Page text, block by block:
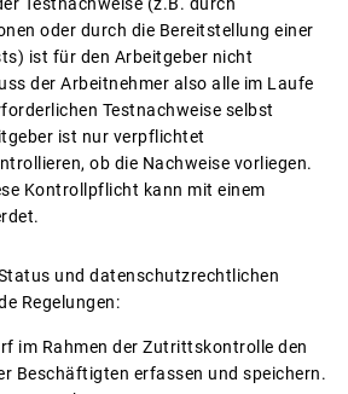
oder durch die Bereitstellung einer
ist für den Arbeitgeber nicht
der Arbeitnehmer also alle im Laufe
Testnachweise selbst
ist nur verpflichtet
ob die Nachweise vorliegen.
Kontrollpflicht kann mit einem
und datenschutzrechtlichen
Regelungen:
im Rahmen der Zutrittskontrolle den
Beschäftigten erfassen und speichern.